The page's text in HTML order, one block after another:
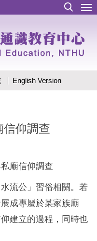
English Version
信仰調查
廟信仰調查
流公」習俗相關。若
成專屬於某家族廟
建立的過程，同時也